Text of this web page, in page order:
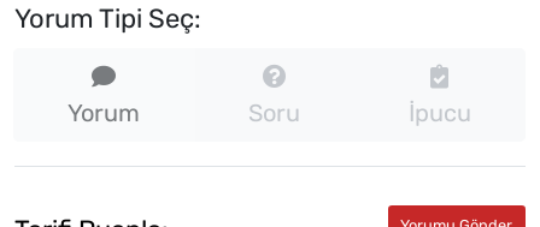
Yorum Tipi Seç:
Yorum Soru İpucu